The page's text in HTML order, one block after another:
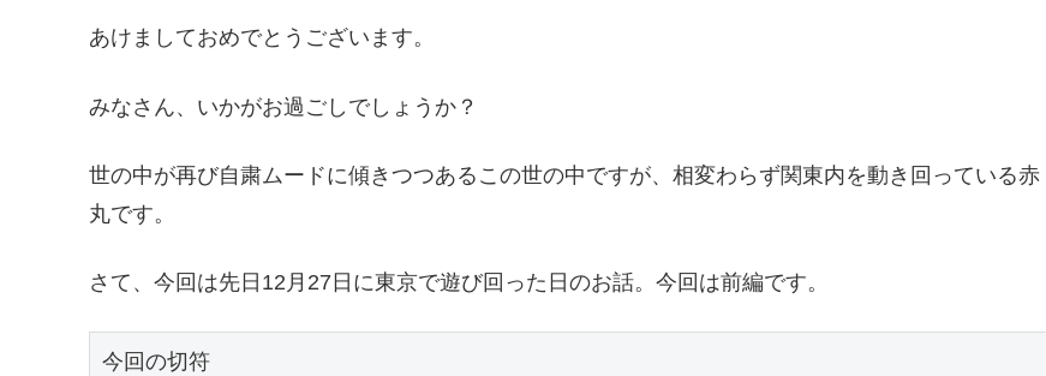
あけましておめでとうございます。
みなさん、いかがお過ごしでしょうか？
世の中が再び自粛ムードに傾きつつあるこの世の中ですが、相変わらず関東内を動き回っている赤
丸です。
さて、今回は先日12月27日に東京で遊び回った日のお話。今回は前編です。
今回の切符